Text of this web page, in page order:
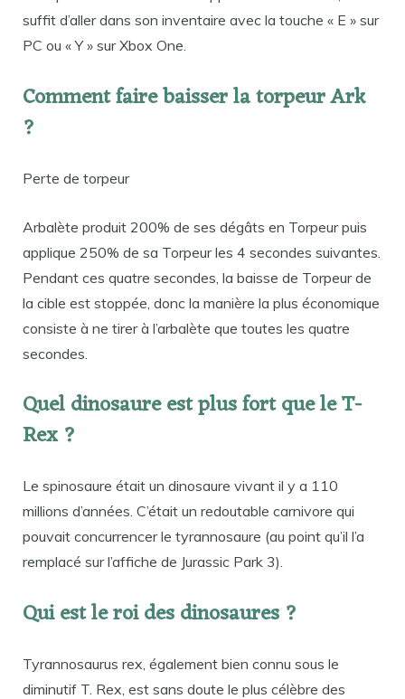
suffit d’aller dans son inventaire avec la touche « E » sur
PC ou « Y » sur Xbox One.
Comment faire baisser la torpeur Ark
?
Perte de torpeur
Arbalète produit 200% de ses dégâts en Torpeur puis
applique 250% de sa Torpeur les 4 secondes suivantes.
Pendant ces quatre secondes, la baisse de Torpeur de
la cible est stoppée, donc la manière la plus économique
consiste à ne tirer à l’arbalète que toutes les quatre
secondes.
Quel dinosaure est plus fort que le T-
Rex ?
Le spinosaure était un dinosaure vivant il y a 110
millions d’années. C’était un redoutable carnivore qui
pouvait concurrencer le tyrannosaure (au point qu’il l’a
remplacé sur l’affiche de Jurassic Park 3).
Qui est le roi des dinosaures ?
Tyrannosaurus rex, également bien connu sous le
diminutif T. Rex, est sans doute le plus célèbre des